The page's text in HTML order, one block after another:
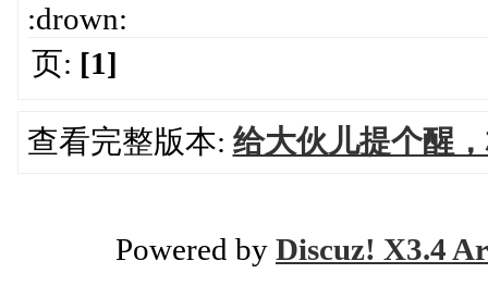
:drown:
页: [1]
查看完整版本: 给大伙儿提个醒
Powered by Discuz! X3.4